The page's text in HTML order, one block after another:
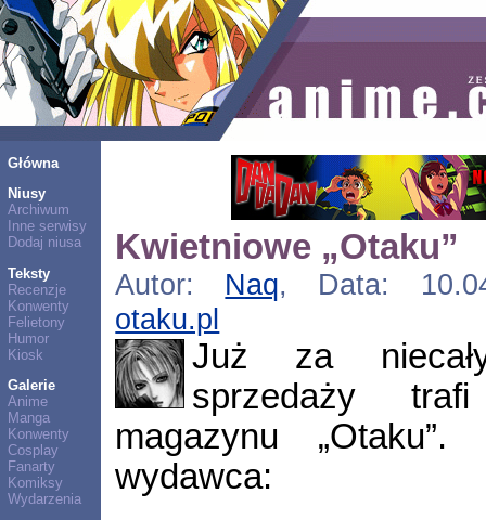
Główna
Niusy
Archiwum
Inne serwisy
Dodaj niusa
Teksty
Recenzje
Konwenty
Felietony
Humor
Kiosk
Galerie
Anime
Manga
Konwenty
Cosplay
Fanarty
Komiksy
Wydarzenia
Kwietniowe „Otaku”
Autor: Naq, Data:
otaku.pl
Już za
sprzedaży
magazynu
wydawca: